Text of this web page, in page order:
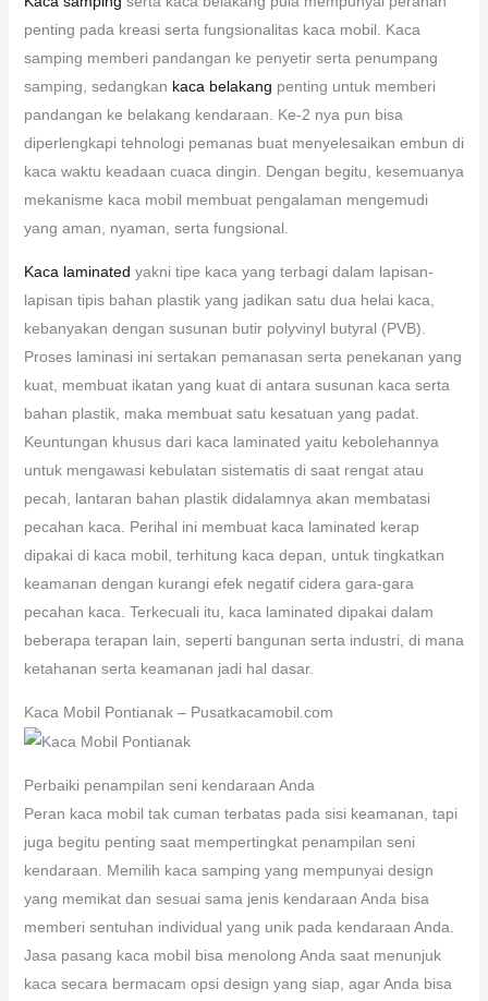
penting pada kreasi serta fungsionalitas kaca mobil. Kaca
samping memberi pandangan ke penyetir serta penumpang
samping, sedangkan kaca belakang penting untuk memberi
pandangan ke belakang kendaraan. Ke-2 nya pun bisa
diperlengkapi tehnologi pemanas buat menyelesaikan embun di
kaca waktu keadaan cuaca dingin. Dengan begitu, kesemuanya
mekanisme kaca mobil membuat pengalaman mengemudi
yang aman, nyaman, serta fungsional.
Kaca laminated yakni tipe kaca yang terbagi dalam lapisan-
lapisan tipis bahan plastik yang jadikan satu dua helai kaca,
kebanyakan dengan susunan butir polyvinyl butyral (PVB).
Proses laminasi ini sertakan pemanasan serta penekanan yang
kuat, membuat ikatan yang kuat di antara susunan kaca serta
bahan plastik, maka membuat satu kesatuan yang padat.
Keuntungan khusus dari kaca laminated yaitu kebolehannya
untuk mengawasi kebulatan sistematis di saat rengat atau
pecah, lantaran bahan plastik didalamnya akan membatasi
pecahan kaca. Perihal ini membuat kaca laminated kerap
dipakai di kaca mobil, terhitung kaca depan, untuk tingkatkan
keamanan dengan kurangi efek negatif cidera gara-gara
pecahan kaca. Terkecuali itu, kaca laminated dipakai dalam
beberapa terapan lain, seperti bangunan serta industri, di mana
ketahanan serta keamanan jadi hal dasar.
Kaca Mobil Pontianak – Pusatkacamobil.com
Perbaiki penampilan seni kendaraan Anda
Peran kaca mobil tak cuman terbatas pada sisi keamanan, tapi
juga begitu penting saat mempertingkat penampilan seni
kendaraan. Memilih kaca samping yang mempunyai design
yang memikat dan sesuai sama jenis kendaraan Anda bisa
memberi sentuhan individual yang unik pada kendaraan Anda.
Jasa pasang kaca mobil bisa menolong Anda saat menunjuk
kaca secara bermacam opsi design yang siap, agar Anda bisa